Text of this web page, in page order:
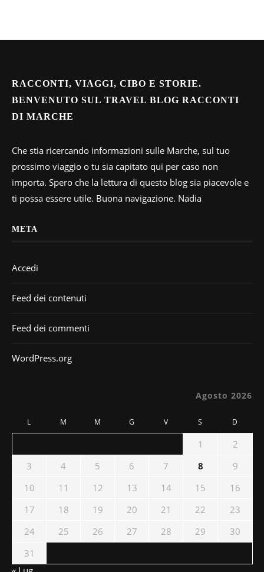
RACCONTI, VIAGGI, CIBO E STORIE.
BENVENUTO SUL TRAVEL BLOG RACCONTI
DI MARCHE
Che stia ricercando informazioni sulle Marche, sul tuo
prossimo viaggio o tu sia capitato qui per caso non
importa. Spero che la lettura di questo blog sia piacevole e
ti possa essere utile. Buona navigazione. Nadia
META
Accedi
Feed dei contenuti
Feed dei commenti
WordPress.org
Agosto 2026
L M M G V S D
1
2
3
4 5 6 7 8
9
10
11 12 13 14 15
16
17
18 19 20 21 22
23
24
25 26 27 28 29
30
31